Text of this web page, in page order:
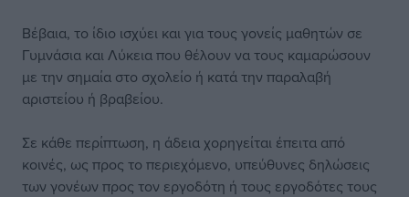
Βέβαια, το ίδιο ισχύει και για τους γονείς μαθητών σε
Γυμνάσια και Λύκεια που θέλουν να τους καμαρώσουν
με την σημαία στο σχολείο ή κατά την παραλαβή
αριστείου ή βραβείου.
Σε κάθε περίπτωση, η άδεια χορηγείται έπειτα από
κοινές, ως προς το περιεχόμενο, υπεύθυνες δηλώσεις
των γονέων προς τον εργοδότη ή τους εργοδότες τους